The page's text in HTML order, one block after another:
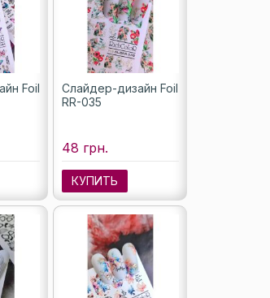
Foil
Слайдер-дизайн Foil
RR-035
48 грн.
КУПИТЬ